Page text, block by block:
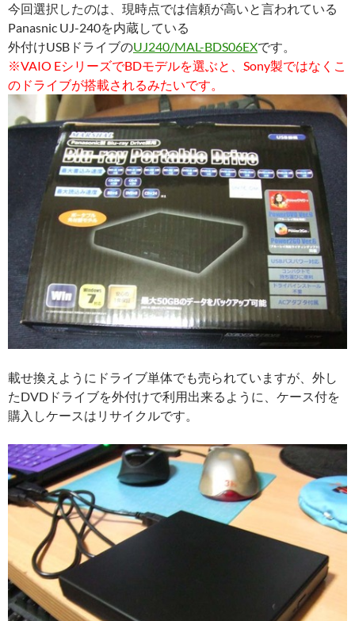
今回選択したのは、現時点では信頼が高いと言われている
Panasnic UJ-240を内蔵している
外付けUSBドライブのUJ240/MAL-BDS06EXです。
※VAIO EシリーズでBDモデルを選ぶと、Sony製ではなくこ
のドライブが搭載されるみたいです。
載せ換えようにドライブ単体でも売られていますが、外し
たDVDドライブを外付けで利用出来るように、ケース付を
購入しケースはリサイクルです。